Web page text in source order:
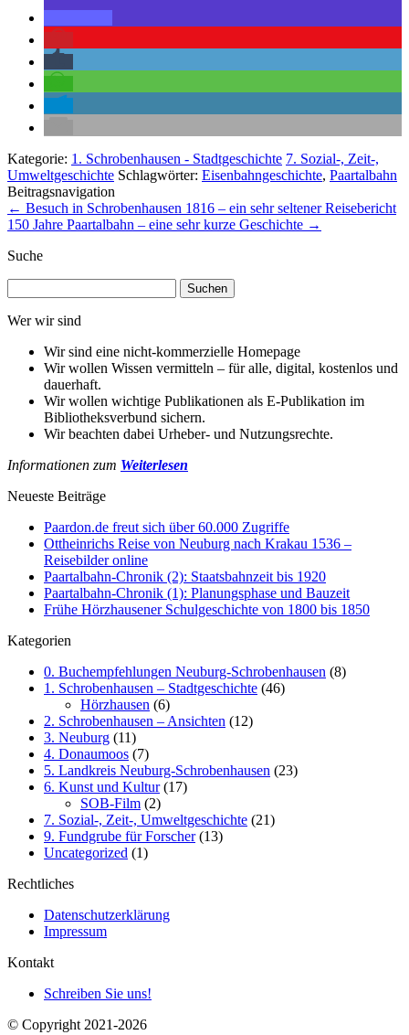
Kategorie: 1. Schrobenhausen - Stadtgeschichte 7. Sozial-, Zeit-,
Umweltgeschichte Schlagwörter: Eisenbahngeschichte, Paartalbahn
Beitragsnavigation
← Besuch in Schrobenhausen 1816 – ein sehr seltener Reisebericht
150 Jahre Paartalbahn – eine sehr kurze Geschichte →
Suche
nach:
Wer wir sind
Wir sind eine nicht-kommerzielle Homepage
Wir wollen Wissen vermitteln – für alle, digital, kostenlos und
dauerhaft.
Wir wollen wichtige Publikationen als E-Publikation im
Bibliotheksverbund sichern.
Wir beachten dabei Urheber- und Nutzungsrechte.
Informationen zum Weiterlesen
Neueste Beiträge
Paardon.de freut sich über 60.000 Zugriffe
Ottheinrichs Reise von Neuburg nach Krakau 1536 –
Reisebilder online
Paartalbahn-Chronik (2): Staatsbahnzeit bis 1920
Paartalbahn-Chronik (1): Planungsphase und Bauzeit
Frühe Hörzhausener Schulgeschichte von 1800 bis 1850
Kategorien
0. Buchempfehlungen Neuburg-Schrobenhausen (8)
1. Schrobenhausen – Stadtgeschichte (46)
Hörzhausen (6)
2. Schrobenhausen – Ansichten (12)
3. Neuburg (11)
4. Donaumoos (7)
5. Landkreis Neuburg-Schrobenhausen (23)
6. Kunst und Kultur(17)
SOB-Film (2)
7. Sozial-, Zeit-, Umweltgeschichte (21)
9. Fundgrube für Forscher(13)
Uncategorized (1)
Rechtliches
Datenschutzerklärung
Impressum
Kontakt
Schreiben Sie uns!
© Copyright 2021-2026